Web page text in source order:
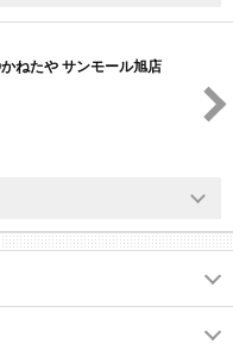
ねたや サンモール旭店